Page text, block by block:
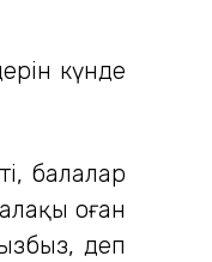
күнде
балалар
оған
деп